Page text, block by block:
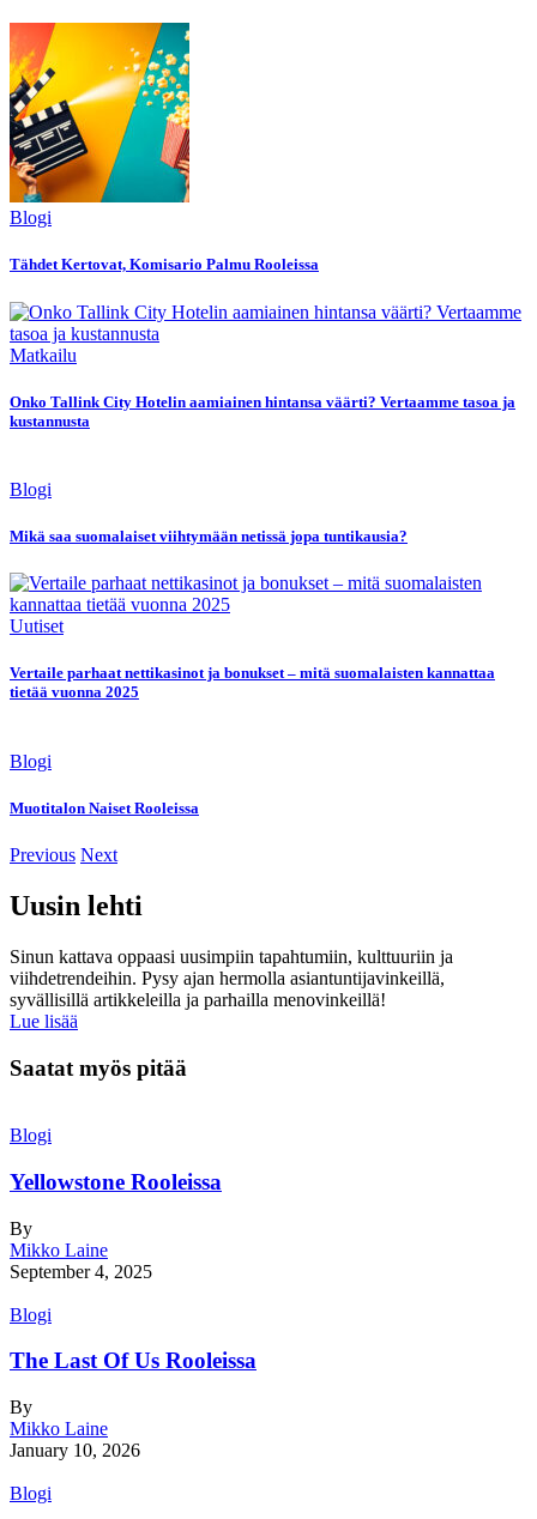
Blogi
Tähdet Kertovat, Komisario Palmu Rooleissa
Matkailu
Onko Tallink City Hotelin aamiainen hintansa väärti? Vertaamme tasoa ja
kustannusta
Blogi
Mikä saa suomalaiset viihtymään netissä jopa tuntikausia?
Uutiset
Vertaile parhaat nettikasinot ja bonukset – mitä suomalaisten kannattaa
tietää vuonna 2025
Blogi
Muotitalon Naiset Rooleissa
Previous Next
Uusin lehti
Sinun kattava oppaasi uusimpiin tapahtumiin, kulttuuriin ja
viihdetrendeihin. Pysy ajan hermolla asiantuntijavinkeillä,
syvällisillä artikkeleilla ja parhailla menovinkeillä!
Lue lisää
Saatat myös pitää
Blogi
Yellowstone Rooleissa
By
Mikko Laine
September 4, 2025
Blogi
The Last Of Us Rooleissa
By
Mikko Laine
January 10, 2026
Blogi